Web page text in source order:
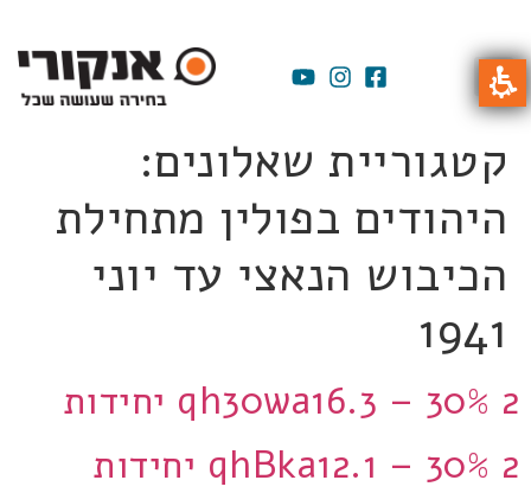
קטגוריית שאלונים:
היהודים בפולין מתחילת
הכיבוש הנאצי עד יוני
1941
qh30wa16.3 – 30% 2 יחידות
qhBka12.1 – 30% 2 יחידות